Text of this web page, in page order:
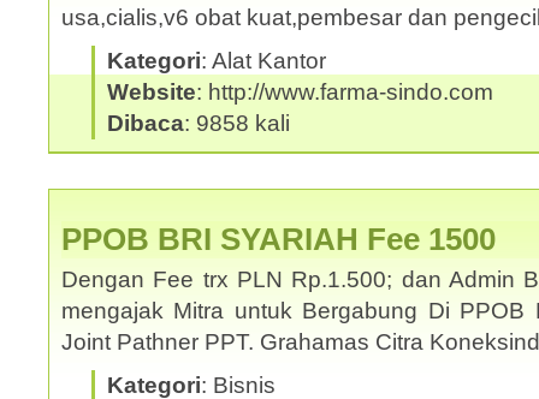
usa,cialis,v6 obat kuat,pembesar dan
Kategori: Alat Kantor
Website: http://www.farma-sindo.com
Dibaca: 9858 kali
PPOB BRI SYARIAH Fee 1500
Dengan Fee trx PLN Rp.1.500; dan Admin
mengajak Mitra untuk Bergabung Di PPOB
Joint Pathner PPT. Grahamas Citra
Kategori: Bisnis